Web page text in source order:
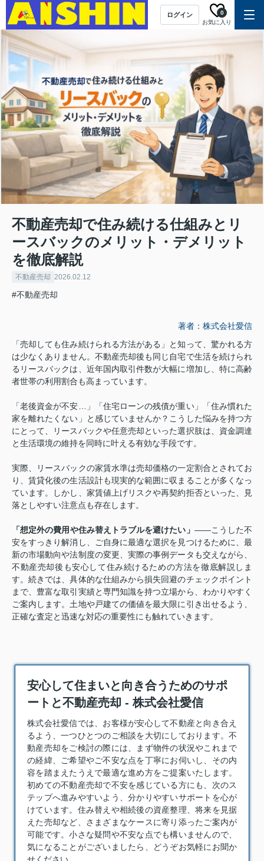
ログイン
お気に入り
0
不動産売却で住み続ける仕組みとリ
ースバックのメリット・デメリット
を徹底解説
不動産売却 2026.02.12
#不動産売却
著者：株式会社愛信
「売却しても住み続けられる方法がある」と知って、驚かれる方
は少なくありません。不動産売却後も同じ自宅で生活を続けられ
るリースバックは、近年国内取引件数が大幅に増加し、特に高齢
者世帯の利用割合も高まっています。
「老後資金が不安…」「住宅ローンの残債が重い」「住み慣れた
家を離れたくない」と感じていませんか？こうした悩みを持つ方
にとって、リースバックや任意売却といった選択肢は、資金調達
と生活環境の維持を同時に叶える有効な手段です。
実際、リースバックの家賃水準は売却価格の一定割合とされてお
り、賃貸化後の生活設計も現実的な範囲に収まることが多くなっ
ています。しかし、家賃値上げリスクや再契約拒否といった、見
落としやすい注意点も存在します。
「想定外の費用や住み替えトラブルを避けたい」 ――こうした不
安をすっきり解消し、ご自身に最適な選択を見つけるために、最
新の市場動向や法制度の変更、実際の事例データも交えながら、
不動産売却後も安心して住み続けるための方法を徹底解説しま
す。続きでは、具体的な仕組みから損失回避のチェックポイント
まで、豊富な取引実績と専門知識を持つ立場から、わかりやすく
ご案内します。土地や戸建ての価値を最大限に引き出せるよう、
正確な査定と迅速な対応の重要性にも触れていきます。
安心して住まいと向き合うためのサポ
ートと不動産売却 - 株式会社愛信
株式会社愛信では、お客様が安心して不動産と向き合え
るよう、一つひとつのご相談を大切にしております。 不
動産売却をご検討の際には、まず物件の状況やこれまで
の経緯、ご希望やご不安な点を丁寧にお伺いし、その内
容を踏まえたうえで最適な進め方をご提案いたします。
初めての不動産売却で不安を感じている方にも、次のス
テップへ進みやすいよう、分かりやすいサポートを心が
けています。住み替えや相続後の資産整理、将来を見据
えた売却など、さまざまなケースに寄り添ったご案内が
可能です。小さな疑問や不安な点でも構いませんので、
気になることがございましたら、どうぞお気軽にお聞か
せください。